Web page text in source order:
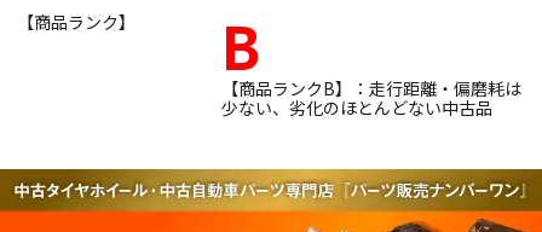
【商品ランク】
B
【商品ランクB】：走行距離・偏磨耗は
少ない、劣化のほとんどない中古品